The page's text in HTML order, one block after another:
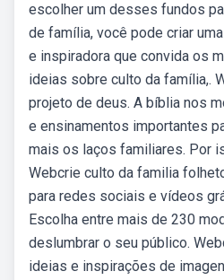
escolher um desses fundos
de família, você pode criar
e inspiradora que convida os
ideias sobre culto da família,.
projeto de deus. A bíblia nos
e ensinamentos importantes
mais os laços familiares. Por
Webcrie culto da familia
para redes sociais e vídeos
Escolha entre mais de 230
deslumbrar o seu público.
ideias e inspirações de